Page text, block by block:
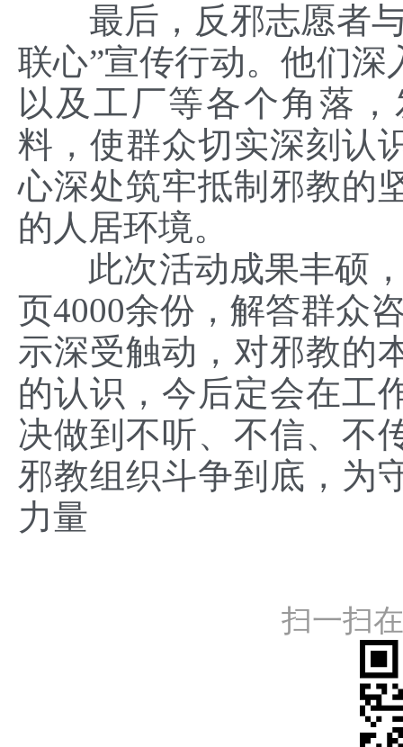
最后，反邪志愿者与
联心”宣传行动。他们
以及工厂等各个角落
料，使群众切实深刻认
心深处筑牢抵制邪教的
的人居环境。
此次活动成果丰硕，
页4000余份，解答群众
示深受触动，对邪教的
的认识，今后定会在工
决做到不听、不信、不
邪教组织斗争到底，为
力量
扫一扫